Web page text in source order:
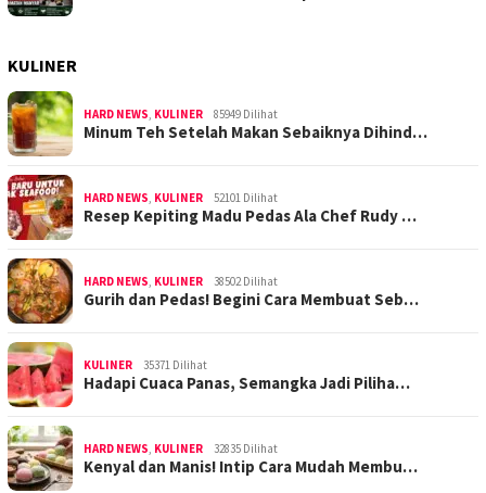
KULINER
HARD NEWS, KULINER 85949 Dilihat
Minum Teh Setelah Makan Sebaiknya Dihind…
HARD NEWS, KULINER 52101 Dilihat
Resep Kepiting Madu Pedas Ala Chef Rudy …
HARD NEWS, KULINER 38502 Dilihat
Gurih dan Pedas! Begini Cara Membuat Seb…
KULINER 35371 Dilihat
Hadapi Cuaca Panas, Semangka Jadi Piliha…
HARD NEWS, KULINER 32835 Dilihat
Kenyal dan Manis! Intip Cara Mudah Membu…